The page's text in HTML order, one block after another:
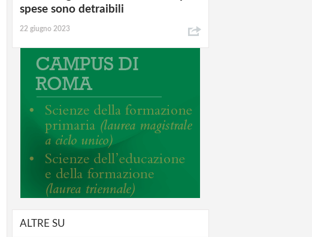
spese sono detraibili
22 giugno 2023
ALTRE SU